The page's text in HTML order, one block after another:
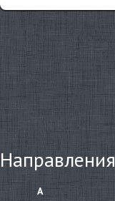
Направления
А